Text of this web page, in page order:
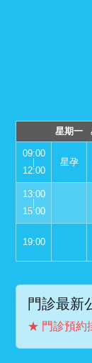
星期一
09:00
｜
12:00
星孕
13:00
｜
15:00
19:00
門診最新
★ 門診預約